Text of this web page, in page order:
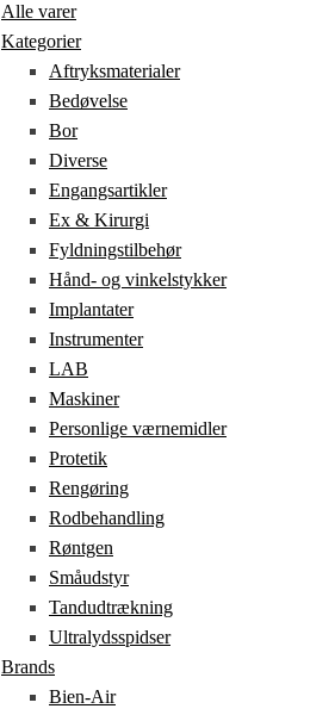
Alle varer
Kategorier
Aftryksmaterialer
Bedøvelse
Bor
Diverse
Engangsartikler
Ex & Kirurgi
Fyldningstilbehør
Hånd- og vinkelstykker
Implantater
Instrumenter
LAB
Maskiner
Personlige værnemidler
Protetik
Rengøring
Rodbehandling
Røntgen
Småudstyr
Tandudtrækning
Ultralydsspidser
Brands
Bien-Air